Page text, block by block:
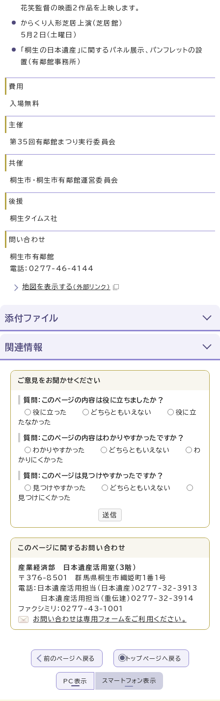
花笑監督の映画2作品を上映します。
からくり人形芝居上演（芝居館）
5月2日（土曜日）
「桐生の日本遺産」に関するパネル展示、パンフレットの設
置（有鄰館事務所）
費用
入場無料
主催
第35回有鄰館まつり実行委員会
共催
桐生市・桐生市有鄰館運営委員会
後援
桐生タイムス社
問い合わせ
桐生市有鄰館
電話：0277-46-4144
地図を表示する （外部リンク）
添付ファイル
関連情報
ご意見をお聞かせください
質問：このページの内容は役に立ちましたか？
役に立った
どちらともいえない
役に立
たなかった
質問：このページの内容はわかりやすかったですか？
わかりやすかった
どちらともいえない
わ
かりにくかった
質問：このページは見つけやすかったですか？
見つけやすかった
どちらともいえない
見つけにくかった
送信
このページに関する お問い合わせ
産業経済部 日本遺産活用室（3階）
〒376-8501 群馬県桐生市織姫町1番1号
電話：日本遺産活用担当（日本遺産）0277-32-3913
日本遺産活用担当（重伝建）0277-32-3914
ファクシミリ：0277-43-1001
お問い合わせは専用フォームをご利用ください。
前のページへ戻る トップページへ戻る
PC表示 スマートフォン表示